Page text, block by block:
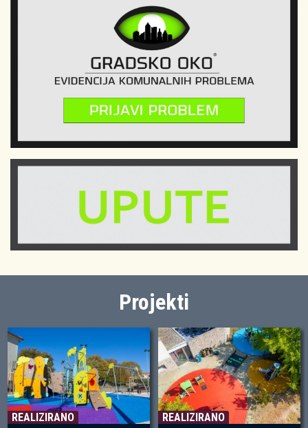
Projekti
REALIZIRANO REALIZIRANO